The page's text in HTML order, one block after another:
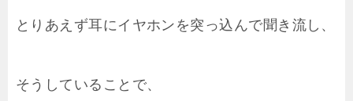
とりあえず耳にイヤホンを突っ込んで聞き流し、
そうしていることで、